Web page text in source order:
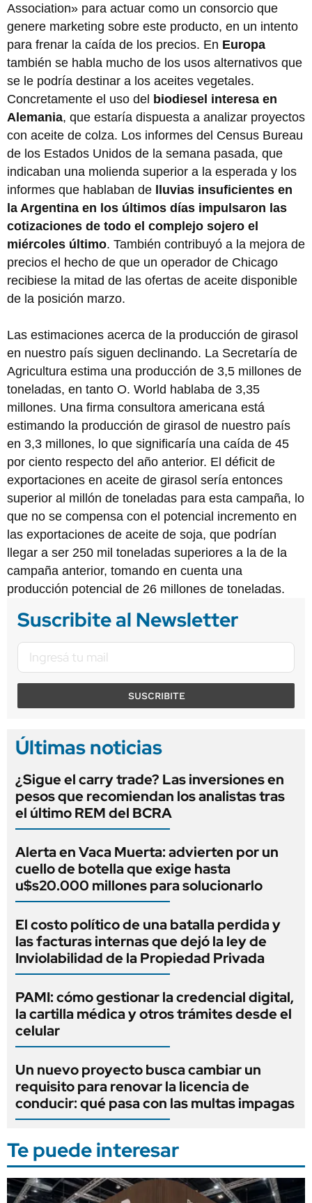
Association» para actuar como un consorcio que
genere marketing sobre este producto, en un intento
para frenar la caída de los precios. En Europa
también se habla mucho de los usos alternativos que
se le podría destinar a los aceites vegetales.
Concretamente el uso del biodiesel interesa en
Alemania, que estaría dispuesta a analizar proyectos
con aceite de colza. Los informes del Census Bureau
de los Estados Unidos de la semana pasada, que
indicaban una molienda superior a la esperada y los
informes que hablaban de lluvias insuficientes en
la Argentina en los últimos días impulsaron las
cotizaciones de todo el complejo sojero el
miércoles último. También contribuyó a la mejora de
precios el hecho de que un operador de Chicago
recibiese la mitad de las ofertas de aceite disponible
de la posición marzo.
Las estimaciones acerca de la producción de girasol
en nuestro país siguen declinando. La Secretaría de
Agricultura estima una producción de 3,5 millones de
toneladas, en tanto O. World hablaba de 3,35
millones. Una firma consultora americana está
estimando la producción de girasol de nuestro país
en 3,3 millones, lo que significaría una caída de 45
por ciento respecto del año anterior. El déficit de
exportaciones en aceite de girasol sería entonces
superior al millón de toneladas para esta campaña, lo
que no se compensa con el potencial incremento en
las exportaciones de aceite de soja, que podrían
llegar a ser 250 mil toneladas superiores a la de la
campaña anterior, tomando en cuenta una
producción potencial de 26 millones de toneladas.
Suscribite al Newsletter
SUSCRIBITE
Últimas noticias
¿Sigue el carry trade? Las inversiones en
pesos que recomiendan los analistas tras
el último REM del BCRA
Alerta en Vaca Muerta: advierten por un
cuello de botella que exige hasta
u$s20.000 millones para solucionarlo
El costo político de una batalla perdida y
las facturas internas que dejó la ley de
Inviolabilidad de la Propiedad Privada
PAMI: cómo gestionar la credencial digital,
la cartilla médica y otros trámites desde el
celular
Un nuevo proyecto busca cambiar un
requisito para renovar la licencia de
conducir: qué pasa con las multas impagas
Te puede interesar